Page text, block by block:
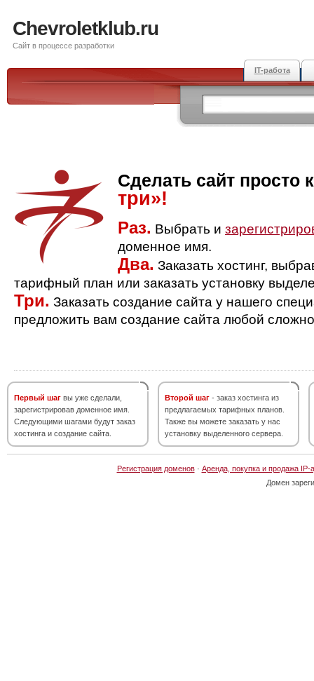
Chevroletklub.ru
Сайт в процессе разработки
IT-работа
Сделать сайт просто
три»!
Раз. Выбрать и
доменное имя.
Два. Заказать хостинг,
тарифный план или заказать установку
Три. Заказать создание сайта у нашего
предложить вам создание сайта любой
Первый шаг вы уже сделали,
зарегистрировав доменное имя.
Следующими шагами будут заказ
хостинга и создание сайта.
Второй шаг - заказ хостинга из
предлагаемых тарифных планов.
Также вы можете заказать у нас
установку выделенного сервера.
Регистрация доменов· Аренда, покупка и продажа IP-
Домен